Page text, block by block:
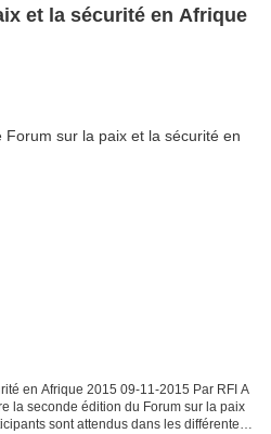
et la sécurité en Afrique
en Afrique 2015 09-11-2015 Par RFI A
la seconde édition du Forum sur la paix
sont attendus dans les différentes